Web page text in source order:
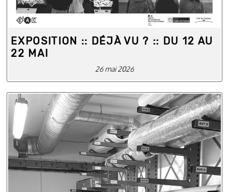
EXPOSITION :: DÉJÀ VU ? :: DU 12 AU
22 MAI
26 mai 2026